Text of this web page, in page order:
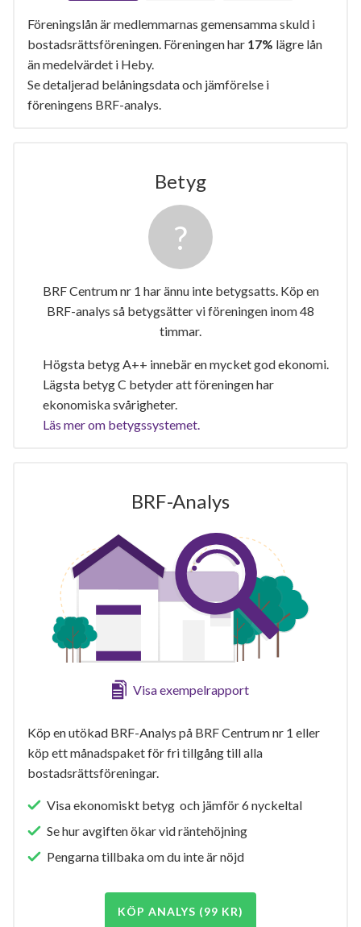
Föreningslån är medlemmarnas gemensamma skuld i
bostadsrättsföreningen. Föreningen har 17% lägre lån
än medelvärdet i Heby.
Se detaljerad belåningsdata och jämförelse i
föreningens BRF-analys.
Betyg
BRF Centrum nr 1 har ännu inte betygsatts. Köp en
BRF-analys så betygsätter vi föreningen inom 48
timmar.
Högsta betyg A++ innebär en mycket god ekonomi.
Lägsta betyg C betyder att föreningen har
ekonomiska svårigheter.
Läs mer om betygssystemet.
BRF-Analys
Visa exempelrapport
Köp en utökad BRF-Analys på BRF Centrum nr 1 eller
köp ett månadspaket för fri tillgång till alla
bostadsrättsföreningar.
Visa ekonomiskt betyg och jämför 6 nyckeltal
Se hur avgiften ökar vid räntehöjning
Pengarna tillbaka om du inte är nöjd
KÖP ANALYS (99 KR)